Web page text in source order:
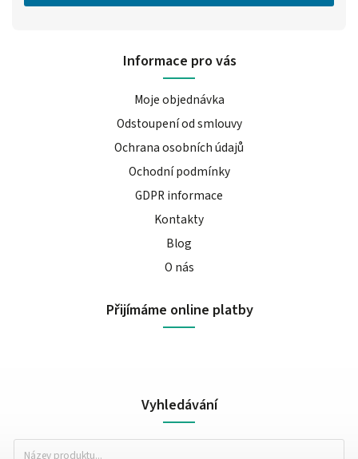
Informace pro vás
Moje objednávka
Odstoupení od smlouvy
Ochrana osobních údajů
Ochodní podmínky
GDPR informace
Kontakty
Blog
O nás
Přijímáme online platby
Vyhledávání